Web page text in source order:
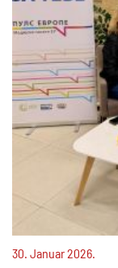
30. Januar 2026.